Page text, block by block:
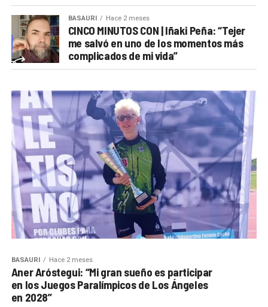
BASAURI Hace 2 meses
CINCO MINUTOS CON | Iñaki Peña: “Tejer
me salvó en uno de los momentos más
complicados de mi vida”
BASAURI Hace 2 meses
Aner Aróstegui: “Mi gran sueño es participar
en los Juegos Paralímpicos de Los Ángeles
en 2028”